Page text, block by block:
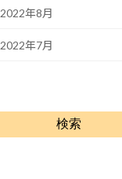
2022年8月
2022年7月
検索